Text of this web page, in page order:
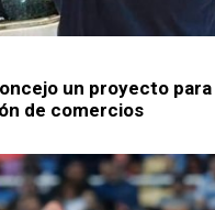
un proyecto para
de comercios